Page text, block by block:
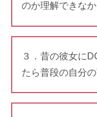
のか理解できなか
３．昔の彼女に
たら普段の自分